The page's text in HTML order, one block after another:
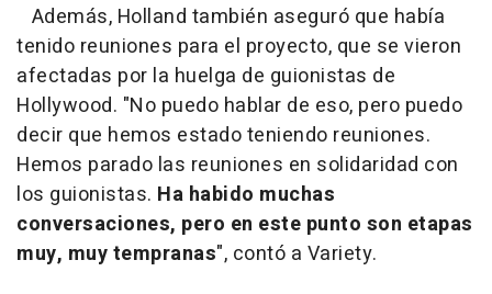
Además, Holland también aseguró que había
tenido reuniones para el proyecto, que se vieron
afectadas por la huelga de guionistas de
Hollywood. "No puedo hablar de eso, pero puedo
decir que hemos estado teniendo reuniones.
Hemos parado las reuniones en solidaridad con
los guionistas. Ha habido muchas
conversaciones, pero en este punto son etapas
muy, muy tempranas", contó a Variety.